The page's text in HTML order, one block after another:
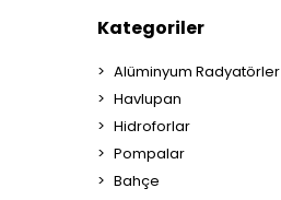
Kategoriler
Alüminyum Radyatörler
Havlupan
Hidroforlar
Pompalar
Bahçe